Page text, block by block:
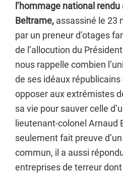
l’hommage national
Beltrame, assassiné le 23
par un preneur d’otages
de l’allocution du
nous rappelle combien
de ses idéaux
opposer aux extrémistes
sa vie pour sauver celle
lieutenant-colonel Arnaud
seulement fait preuve
commun, il a aussi
entreprises de terreur